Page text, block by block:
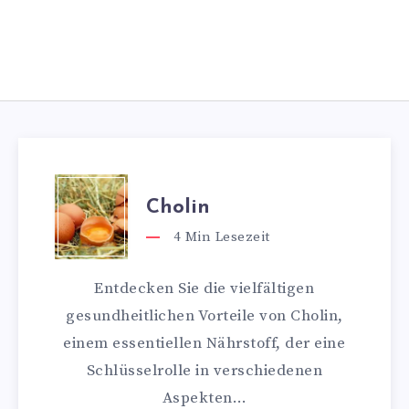
Cholin
4 Min Lesezeit
Entdecken Sie die vielfältigen
gesundheitlichen Vorteile von Cholin,
einem essentiellen Nährstoff, der eine
Schlüsselrolle in verschiedenen
Aspekten…